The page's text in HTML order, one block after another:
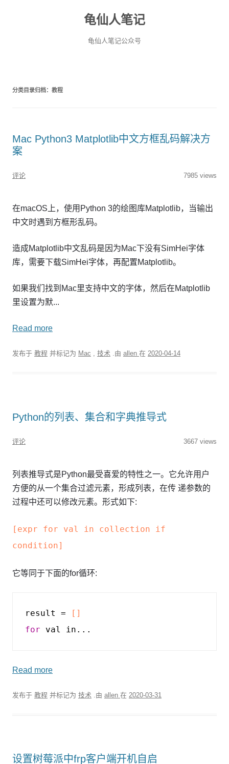
龟仙人笔记
龟仙人笔记公众号
分类目录归档： 教程
Mac Python3 Matplotlib中文方框乱码解决方
案
评论 7985 views
在macOS上，使用Python 3的绘图库Matplotlib，当输出
中文时遇到方框形乱码。
造成Matplotlib中文乱码是因为Mac下没有SimHei字体
库，需要下载SimHei字体，再配置Matplotlib。
如果我们找到Mac里支持中文的字体，然后在Matplotlib
里设置为默...
Read more
发布于 教程 并标记为 Mac , 技术 .由 allen 在 2020-04-14
Python的列表、集合和字典推导式
评论 3667 views
列表推导式是Python最受喜爱的特性之一。它允许用户
方便的从一个集合过滤元素，形成列表，在传 递参数的
过程中还可以修改元素。形式如下:
[expr for val in collection if
condition]
它等同于下面的for循环:
result =
[]
for
val in...
Read more
发布于 教程 并标记为 技术 .由 allen 在 2020-03-31
设置树莓派中frp客户端开机自启